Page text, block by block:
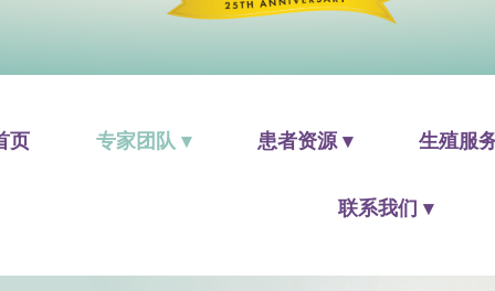
页 专家团队 ▾ 患者资源 ▾ 生殖服
联系我们 ▾